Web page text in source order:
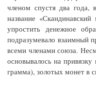
членом спустя два года,
название
упростить денежное
подразумевало взаимный
всеми членами союза.
основывалось на
грамма), золотых монет в